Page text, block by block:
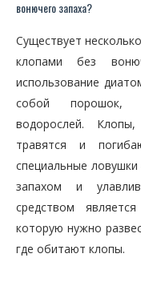
вонючего запаха?
Существует
клопами без
использование
собой порошок,
водорослей.
травятся и
специальные
запахом и
средством
которую нужно
где обитают клопы.